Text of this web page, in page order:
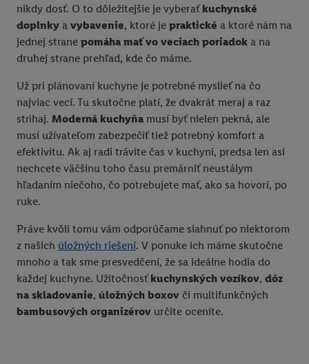
nikdy dosť. O to dôležitejšie je vyberaťkuchynské
doplnky a vybavenie, ktoré je praktické a ktoré nám na
jednej strane pomáha mať vo veciach poriadok a na
druhej strane prehľad, kde čo máme.
Už pri plánovaní kuchyne je potrebné myslieť na čo
najviac vecí. Tu skutočne platí, že dvakrát meraj a raz
strihaj. Moderná kuchyňa musí byť nielen pekná, ale
musí užívateľom zabezpečiť tiež potrebný komfort a
efektivitu. Ak aj radi trávite čas v kuchyni, predsa len asi
nechcete väčšinu toho času premárniť neustálym
hľadaním niečoho, čo potrebujete mať, ako sa hovorí, po
ruke.
Práve kvôli tomu vám odporúčame siahnuť po niektorom
z našich úložných riešení. V ponuke ich máme skutočne
mnoho a tak sme presvedčení, že sa ideálne hodia do
každej kuchyne. Užitočnosťkuchynských vozíkov, dóz
na skladovanie, úložných boxov či multifunkčných
bambusových organizérov určite oceníte.